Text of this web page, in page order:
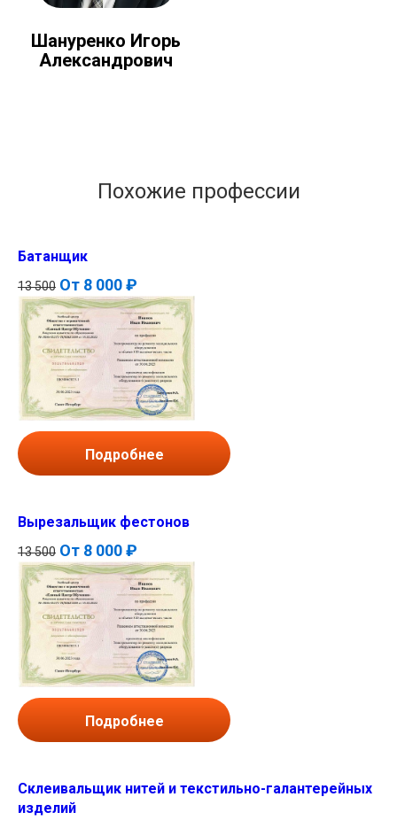
Шануренко Игорь
Александрович
Похожие профессии
Батанщик
13 500 От 8 000 ₽
Подробнее
Вырезальщик фестонов
13 500 От 8 000 ₽
Подробнее
Склеивальщик нитей и текстильно-галантерейных
изделий